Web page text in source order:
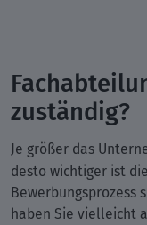
zuständig?
Je größer das
desto wichtiger ist
Bewerbungsprozess
haben Sie vielleicht